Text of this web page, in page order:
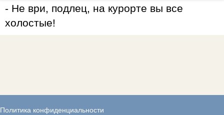
- Не ври, подлец, на курорте вы все
холостые!
Политика конфиденциальности